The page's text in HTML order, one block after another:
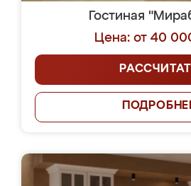
Гостиная
Цена: от 40